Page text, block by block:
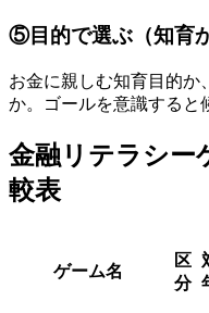
⑤目的で選ぶ（知育
お金に親しむ知育目的か
か。ゴールを意識すると
金融リテラシー
較表
ゲーム名
区
分